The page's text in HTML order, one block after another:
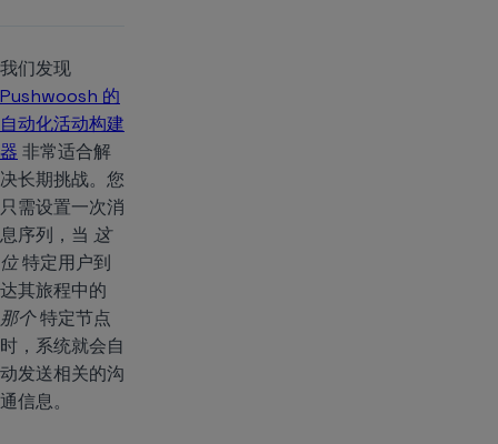
我们发现
Pushwoosh 的
自动化活动构建
器 非常适合解
决长期挑战。您
只需设置一次消
息序列，当 这
位特定用户到
达其旅程中的
那个特定节点
时，系统就会自
动发送相关的沟
通信息。